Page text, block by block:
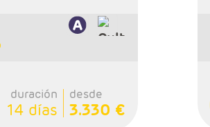
duración
14 días
desde
3.330 €